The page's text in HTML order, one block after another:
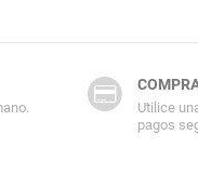
Utilice
pagos